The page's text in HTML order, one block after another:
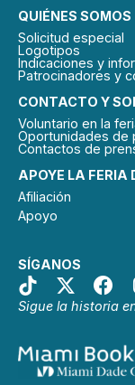
APOYE LA FERIA
Afiliación
Apoyo
SÍGANOS
Sigue la historia
CONTACTO Y
Voluntario en la
Oportunidades de
Contactos de
QUIÉNES SOMOS
Solicitud especial
Logotipos
Indicaciones y
Patrocinadores y